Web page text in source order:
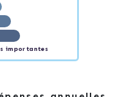
importantes